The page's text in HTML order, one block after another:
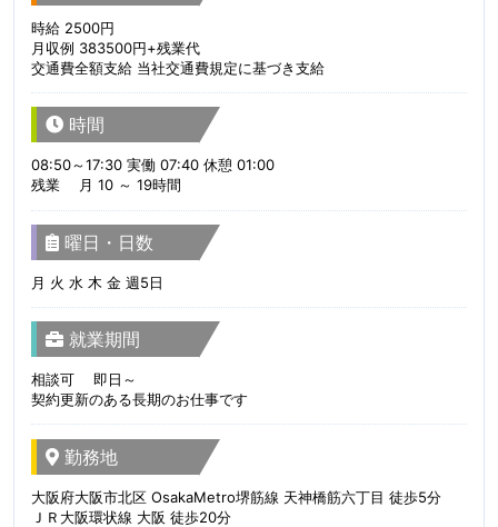
時給 2500円
月収例 383500円+残業代
交通費全額支給 当社交通費規定に基づき支給
時間
08:50～17:30 実働 07:40 休憩 01:00
残業 月 10 ～ 19時間
曜日・日数
月 火 水 木 金 週5日
就業期間
相談可 即日～
契約更新のある長期のお仕事です
勤務地
大阪府大阪市北区 OsakaMetro堺筋線 天神橋筋六丁目 徒歩5分
ＪＲ大阪環状線 大阪 徒歩20分